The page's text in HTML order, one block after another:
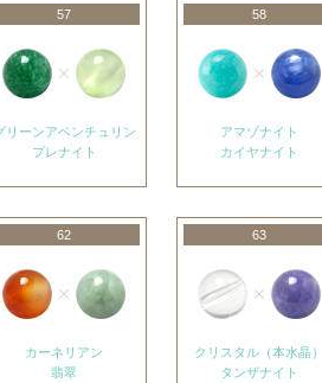
57
リーンアベンチュリン
プレナイト
58
アマゾナイト
カイヤナイト
62
カーネリアン
翡翠
63
クリスタル（本水晶）
タンザナイト